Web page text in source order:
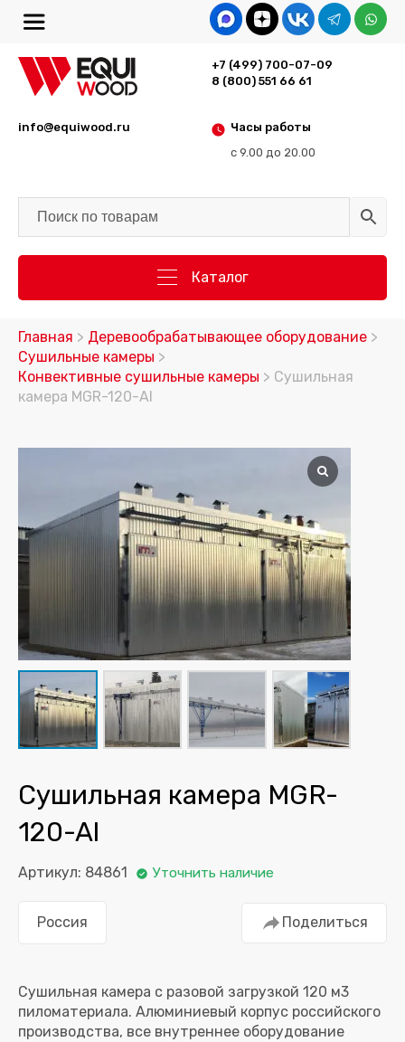
+7 (499) 700-07-09
8 (800) 551 66 61
Часы работы
с 9.00 до 20.00
info@equiwood.ru
Каталог
Главная > Деревообрабатывающее оборудование >
Сушильные камеры >
Конвективные сушильные камеры > Сушильная
камера MGR-120-Al
Сушильная камера MGR-
120-Al
Артикул: 84861 Уточнить наличие
Россия Поделиться
Сушильная камера с разовой загрузкой 120 м3
пиломатериала. Алюминиевый корпус российского
производства, все внутреннее оборудование